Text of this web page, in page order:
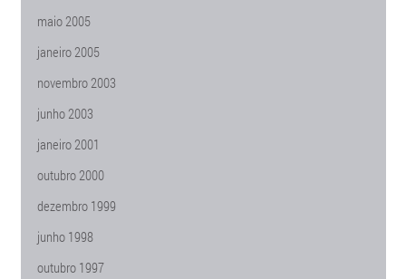
maio 2005
janeiro 2005
novembro 2003
junho 2003
janeiro 2001
outubro 2000
dezembro 1999
junho 1998
outubro 1997